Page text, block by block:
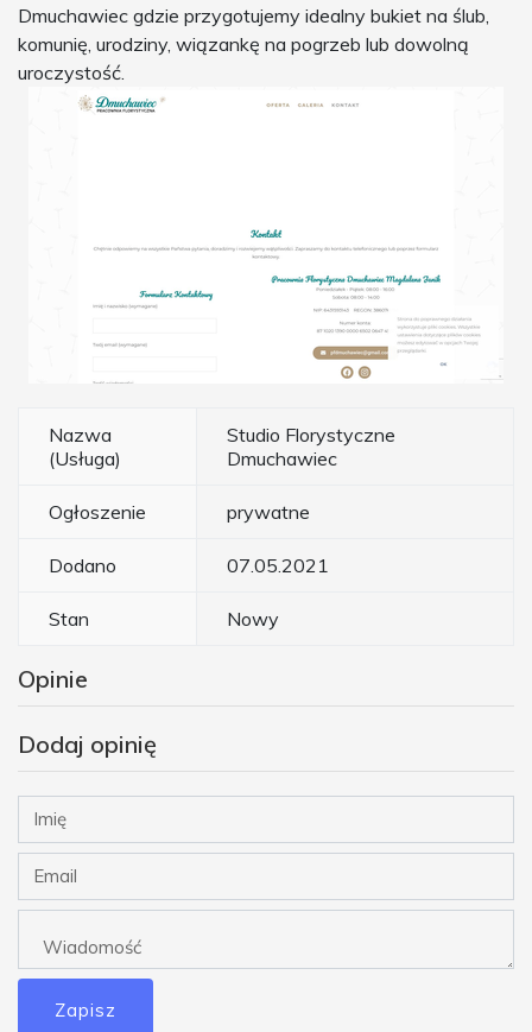
Dmuchawiec gdzie przygotujemy idealny bukiet na ślub,
komunię, urodziny, wiązankę na pogrzeb lub dowolną
uroczystość.
Nazwa
(Usługa)
Studio Florystyczne
Dmuchawiec
Ogłoszenie prywatne
Dodano 07.05.2021
Stan Nowy
Opinie
Dodaj opinię
Zapisz